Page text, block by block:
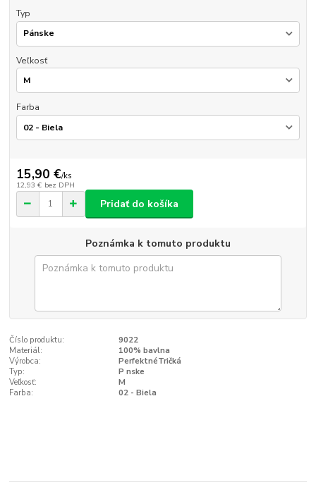
Typ
Veľkosť
Farba
15,90 €/ks
12,93 € bez DPH
Pridať do košíka
Poznámka k tomuto produktu
Číslo produktu:
9022
Materiál:
100% bavlna
Výrobca:
PerfektnéTričká
Typ:
P nske
Veľkosť:
M
Farba:
02 - Biela